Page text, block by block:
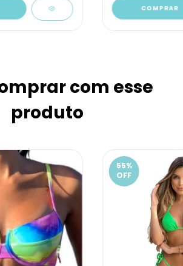
COMPRAR
com esse
produto
55%
OFF